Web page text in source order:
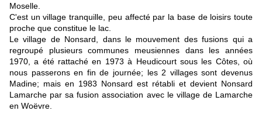
Moselle.
C'est un village tranquille, peu affecté par la base de loisirs toute
proche que constitue le lac.
Le village de Nonsard, dans le mouvement des fusions qui a
regroupé plusieurs communes meusiennes dans les années
1970, a été rattaché en 1973 à Heudicourt sous les Côtes, où
nous passerons en fin de journée; les 2 villages sont devenus
Madine; mais en 1983 Nonsard est rétabli et devient Nonsard
Lamarche par sa fusion association avec le village de Lamarche
en Woëvre.